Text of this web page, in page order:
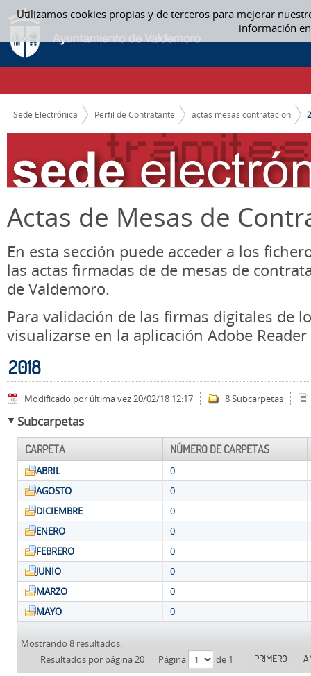
Utilizamos cookies propias y de terceros para mejorar
información
Saltar al contenido
2018 - ACTAS MESAS CONTRATACION
CAMINO DE MIGAS
Sede Electrónica Perfil de Contratante actas mesas contratacion
Actas de Mesas de
En esta sección puede acceder a los
las actas firmadas de de mesas de
de Valdemoro.
Para validación de las firmas digitales de
visualizarse en la aplicación Adobe Reader
2018
Modificado por última vez 20/02/18 12:17 8 Subcarpetas
Subcarpetas
CARPETA NÚMERO DE CARPETAS
ABRIL
0
AGOSTO
0
DICIEMBRE
0
ENERO
0
FEBRERO
0
JUNIO
0
MARZO
0
MAYO
0
Mostrando 8 resultados.
Resultados por página 20
Página de 1 PRIMERO